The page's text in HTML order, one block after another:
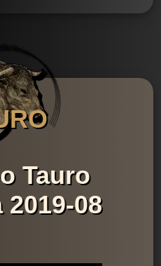
Tauro
2019-08